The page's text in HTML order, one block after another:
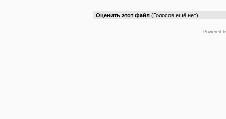
Оценить этот файл (Голосов ещё нет)
Powered